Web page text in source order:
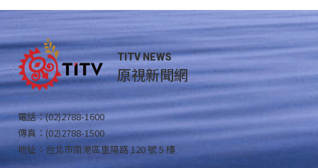
TITV NEWS
原視新聞網
電話：(02)2788-1600
傳真：(02)2788-1500
地址：台北市南港區重陽路 120 號 5 樓